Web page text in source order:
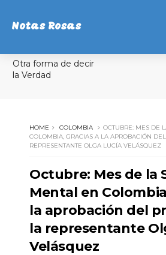
Notas Rosas
Otra forma de decir
la Verdad
HOME COLOMBIA
OCTUBRE: MES DE
COLOMBIA, GRACIAS A LA APROBACIÓN
REPRESENTANTE OLGA LUCÍA VELÁSQUEZ
Octubre: Mes de la
Mental en
la aprobación del
la representante
Velásquez